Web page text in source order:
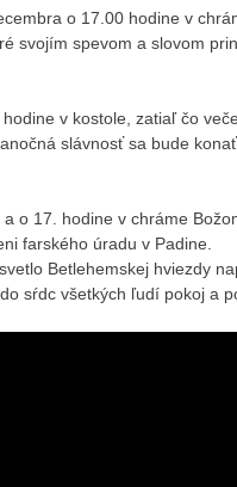
o 17.00 hodine v
svojím spevom a slovom
v kostole, zatiaľ čo
slávnosť sa bude
o 17. hodine v chráme
farského úradu v Padine.
Betlehemskej hviezdy
sŕdc všetkých ľudí pokoj a